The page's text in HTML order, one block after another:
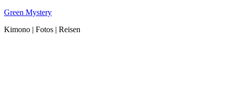
Green Mystery
Kimono | Fotos | Reisen